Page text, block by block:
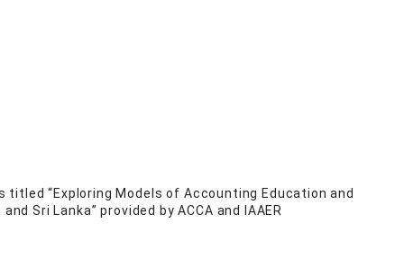
“Exploring Models of Accounting Education and
Sri Lanka” provided by ACCA and IAAER